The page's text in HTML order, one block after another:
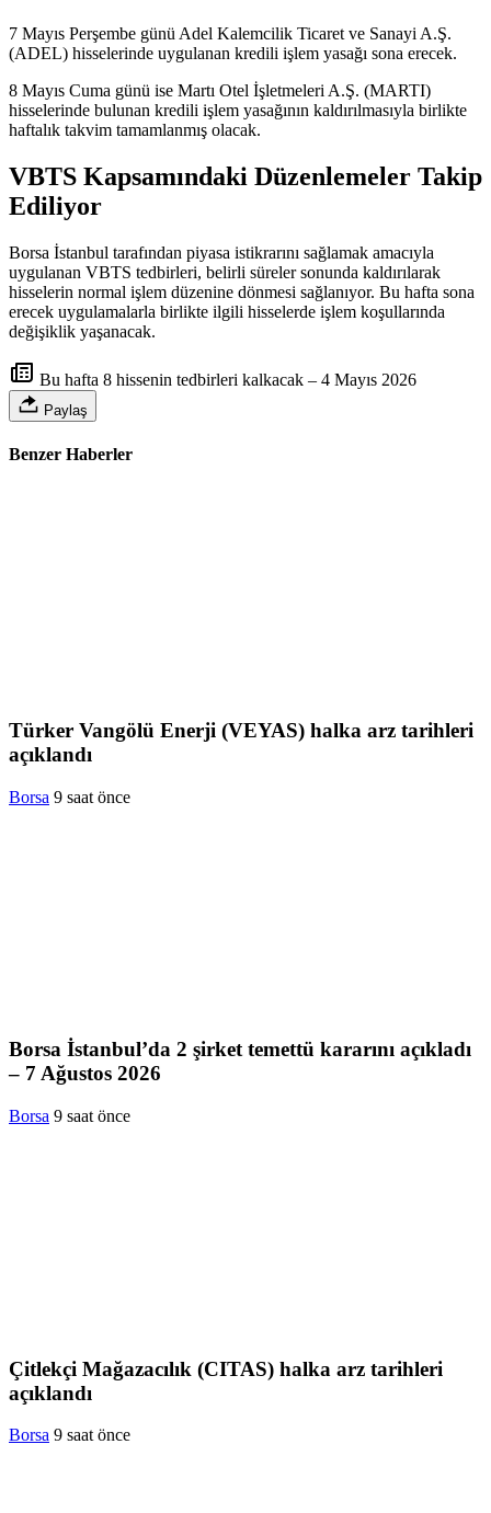
7 Mayıs Perşembe günü Adel Kalemcilik Ticaret ve Sanayi A.Ş.
(ADEL) hisselerinde uygulanan kredili işlem yasağı sona erecek.
8 Mayıs Cuma günü ise Martı Otel İşletmeleri A.Ş. (MARTI)
hisselerinde bulunan kredili işlem yasağının kaldırılmasıyla birlikte
haftalık takvim tamamlanmış olacak.
VBTS Kapsamındaki Düzenlemeler Takip
Ediliyor
Borsa İstanbul tarafından piyasa istikrarını sağlamak amacıyla
uygulanan VBTS tedbirleri, belirli süreler sonunda kaldırılarak
hisselerin normal işlem düzenine dönmesi sağlanıyor. Bu hafta sona
erecek uygulamalarla birlikte ilgili hisselerde işlem koşullarında
değişiklik yaşanacak.
Bu hafta 8 hissenin tedbirleri kalkacak – 4 Mayıs 2026
Paylaş
Benzer Haberler
Türker Vangölü Enerji (VEYAS) halka arz tarihleri
açıklandı
Borsa 9 saat önce
Borsa İstanbul’da 2 şirket temettü kararını açıkladı
– 7 Ağustos 2026
Borsa 9 saat önce
Çitlekçi Mağazacılık (CITAS) halka arz tarihleri
açıklandı
Borsa 9 saat önce